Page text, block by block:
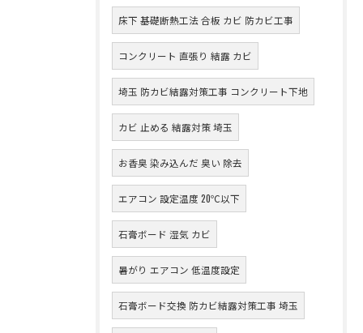
床下 基礎断熱工法 合板 カビ 防カビ工事
コンクリート 直張り 結露 カビ
埼玉 防カビ結露対策工事 コンクリート下地
カビ 止める 結露対策 埼玉
お香臭 染み込んだ 臭い 除去
エアコン 設定温度 20℃以下
石膏ボード 湿気 カビ
暑がり エアコン 低温度設定
石膏ボード交換 防カビ結露対策工事 埼玉